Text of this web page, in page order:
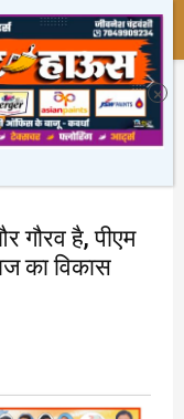
अभियान से आदिवासी
गौरव है, पीएम
का विकास